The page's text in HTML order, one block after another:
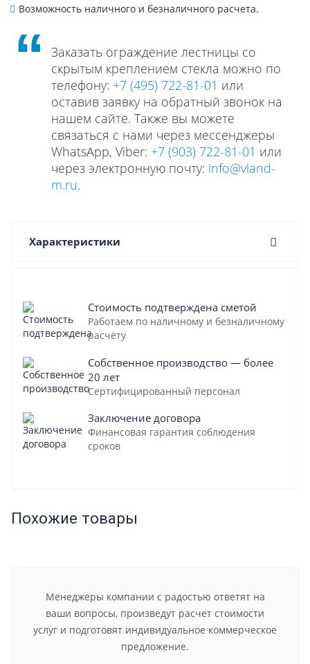
Возможность наличного и безналичного расчета.
Заказать ограждение лестницы со
скрытым креплением стекла можно по
телефону: +7 (495) 722-81-01 или
оставив заявку на обратный звонок на
нашем сайте. Также вы можете
связаться с нами через мессенджеры
WhatsApp, Viber: +7 (903) 722-81-01 или
через электронную почту: info@vland-
m.ru.
Характеристики
Стоимость подтверждена сметой
Работаем по наличному и безналичному
расчёту
Собственное производство — более
20 лет
Сертифицированный персонал
Заключение договора
Финансовая гарантия соблюдения
сроков
Похожие товары
Менеджеры компании с радостью ответят на
ваши вопросы, произведут расчет стоимости
услуг и подготовят индивидуальное коммерческое
предложение.